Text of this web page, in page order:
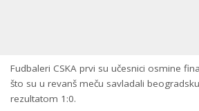
Fudbaleri CSKA prvi su učesnici osmine
što su u revanš meču savladali
rezultatom 1:0.